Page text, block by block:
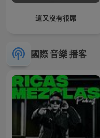
這又沒有很屌
國際 音樂 播客